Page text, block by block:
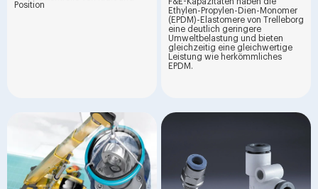
Position
Ethylen-Propylen-Dien-Monomer
(EPDM)-Elastomere von Trelleborg
eine deutlich geringere
Umweltbelastung und bieten
gleichzeitig eine gleichwertige
Leistung wie herkömmliches
EPDM.